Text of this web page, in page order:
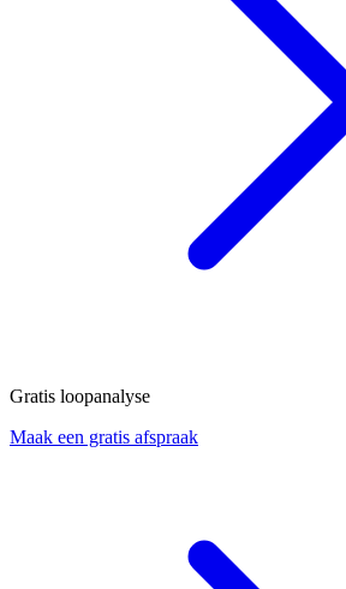
Gratis loopanalyse
Maak een gratis afspraak